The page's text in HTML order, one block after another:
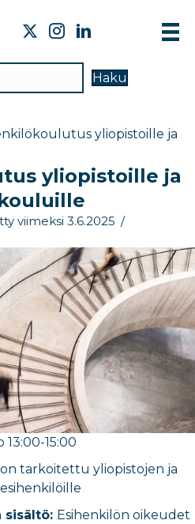
Haku
yliopistoille ja
yliopistoille ja
viimeksi 3.6.2025 /
13:00-15:00
tarkoitettu yliopistojen ja
sisältö: Esihenkilön oikeudet